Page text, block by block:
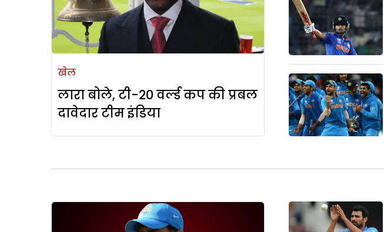
खेल
लारा बोले, टी-20 वर्ल्ड कप की प्रबल
दावेदार टीम इंडिया